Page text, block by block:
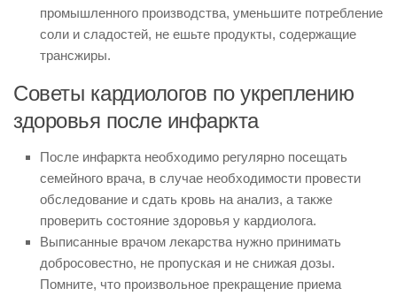
промышленного производства, уменьшите потребление
соли и сладостей, не ешьте продукты, содержащие
трансжиры.
Советы кардиологов по укреплению
здоровья после инфаркта
После инфаркта необходимо регулярно посещать
семейного врача, в случае необходимости провести
обследование и сдать кровь на анализ, а также
проверить состояние здоровья у кар­диолога.
Выписанные врачом лекарства нужно принимать
добросовестно, не пропуская и не снижая дозы.
Помните, что произвольное прекращение приема